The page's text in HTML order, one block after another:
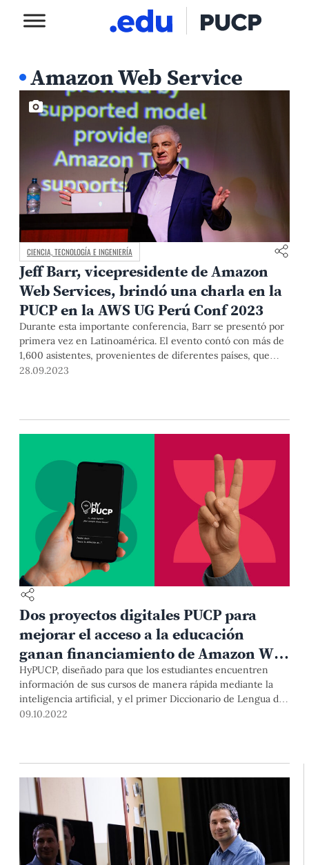
Amazon Web Service
CIENCIA, TECNOLOGÍA E INGENIERÍA
Jeff Barr, vicepresidente de Amazon
Web Services, brindó una charla en la
PUCP en la AWS UG Perú Conf 2023
Durante esta importante conferencia, Barr se presentó por
primera vez en Latinoamérica. El evento contó con más de
1,600 asistentes, provenientes de diferentes países, que
disfrutaron de charlas, talleres, workshops y actividades
28.09.2023
Dos proyectos digitales PUCP para
mejorar el acceso a la educación
ganan financiamiento de Amazon Web
Services
HyPUCP, diseñado para que los estudiantes encuentren
información de sus cursos de manera rápida mediante la
inteligencia artificial, y el primer Diccionario de Lengua de
Señas Peruanas son las dos investigaciones PUCP que
09.10.2022